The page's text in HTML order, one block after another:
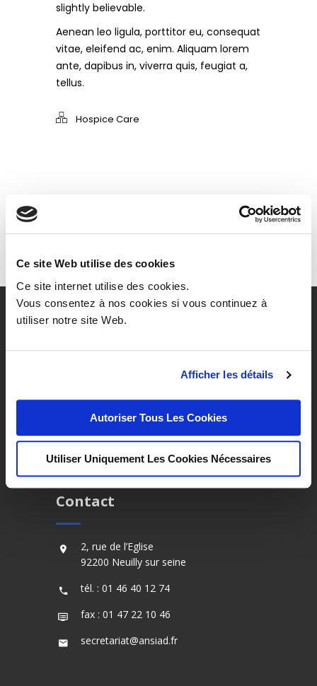
Ce site Web utilise des cookies
Ce site internet utilise des cookies.
Vous consentez à nos cookies si vous continuez à
utiliser notre site Web.
Afficher les détails
Autoriser Tous Les Cookies
Utiliser Uniquement Les Cookies Nécessaires
slightly believable.
Aenean leo ligula, porttitor eu, consequat
vitae, eleifend ac, enim. Aliquam lorem
ante, dapibus in, viverra quis, feugiat a,
tellus.
Hospice Care
Notre association propose un
et les personnes présentant un handicap.
Contact
2, rue de l’Eglise
92200 Neuilly sur seine
tél. : 01 46 40 12 74
fax : 01 47 22 10 46
secretariat@ansiad.fr